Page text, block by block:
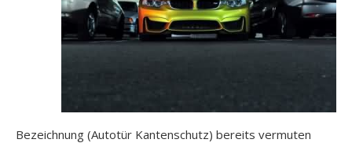
Bezeichnung (Autotür Kantenschutz) bereits vermuten